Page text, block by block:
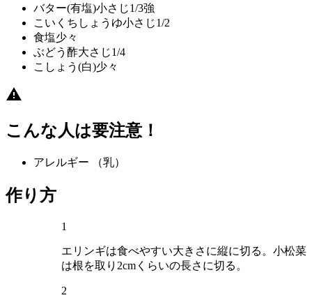
バター(有塩)小さじ1/3強
こいくちしょうゆ小さじ1/2
食塩少々
ぶどう酢大さじ1/4
こしょう(白)少々
こんな人は要注意！
アレルギー （乳）
作り方
1
エリンギは食べやすい大きさに縦に切る。小松菜
は根を取り2cmくらいの長さに切る。
2